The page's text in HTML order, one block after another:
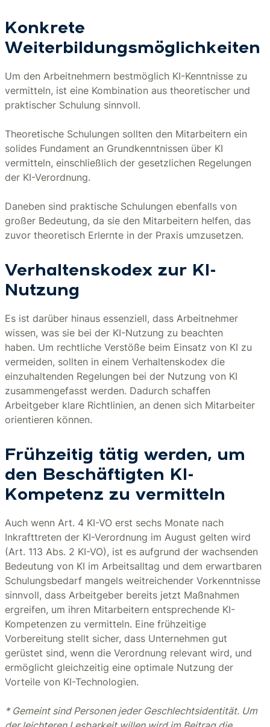
Konkrete
Weiterbildungsmöglichkeiten
Um den Arbeitnehmern bestmöglich KI-Kenntnisse zu
vermitteln, ist eine Kombination aus theoretischer und
praktischer Schulung sinnvoll.
Theoretische Schulungen sollten den Mitarbeitern ein
solides Fundament an Grundkenntnissen über KI
vermitteln, einschließlich der gesetzlichen Regelungen
der KI-Verordnung.
Daneben sind praktische Schulungen ebenfalls von
großer Bedeutung, da sie den Mitarbeitern helfen, das
zuvor theoretisch Erlernte in der Praxis umzusetzen.
Verhaltenskodex zur KI-
Nutzung
Es ist darüber hinaus essenziell, dass Arbeitnehmer
wissen, was sie bei der KI-Nutzung zu beachten
haben. Um rechtliche Verstöße beim Einsatz von KI zu
vermeiden, sollten in einem Verhaltenskodex die
einzuhaltenden Regelungen bei der Nutzung von KI
zusammengefasst werden. Dadurch schaffen
Arbeitgeber klare Richtlinien, an denen sich Mitarbeiter
orientieren können.
Frühzeitig tätig werden, um
den Beschäftigten KI-
Kompetenz zu vermitteln
Auch wenn Art. 4 KI-VO erst sechs Monate nach
Inkrafttreten der KI-Verordnung im August gelten wird
(Art. 113 Abs. 2 KI-VO), ist es aufgrund der wachsenden
Bedeutung von KI im Arbeitsalltag und dem erwartbaren
Schulungsbedarf mangels weitreichender Vorkenntnisse
sinnvoll, dass Arbeitgeber bereits jetzt Maßnahmen
ergreifen, um ihren Mitarbeitern entsprechende KI-
Kompetenzen zu vermitteln. Eine frühzeitige
Vorbereitung stellt sicher, dass Unternehmen gut
gerüstet sind, wenn die Verordnung relevant wird, und
ermöglicht gleichzeitig eine optimale Nutzung der
Vorteile von KI-Technologien.
* Gemeint sind Personen jeder Geschlechtsidentität. Um